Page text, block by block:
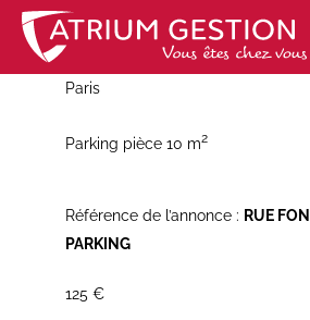
Skip
content
Paris
Parking pièce 10 m2
Référence de l’annonce : RUE
PARKING
125 €